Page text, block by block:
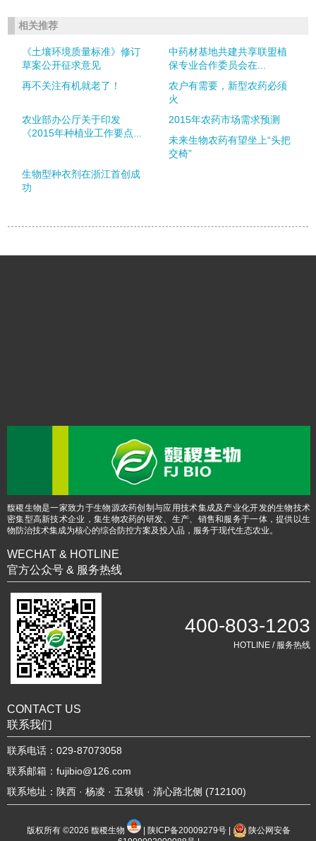
相关推荐
《土壤环境质量标准》修订
草案公开征求意见
中药材基地共建共享联盟植
保专业合作委员会在...
再不关注有机就老了！
农户有需要，新型农药必须
火
农业部办公厅关于印发
《2015年种植业工作要点...
2015年农药市场需求预测
未来生物农药有望坐上“头把
交椅”
生物型种衣剂在浙江首创成
功
馥稷生物是一家致力于生物源农药创制与应用技术集成及产业化开发的生物技术
密集型高新技术企业，集生物农药的研发、生产、销售和服务于一体，提供以生
物防治技术集成为核心的综合防控方案及投入品，服务于现代生态农业。
WECHAT & HOTLINE
官方公众号 & 服务热线
400-803-1203
HOTLINE / 服务热线
CONTACT US
联系我们
联系电话：029-87073058
联系邮箱：fujibio@126.com
联系地址：陕西 · 杨凌 · 五泉镇 · 清心路北侧 (712100)
版权所有 ©2026馥稷生物 陕ICP备20009279号
陕公网安备